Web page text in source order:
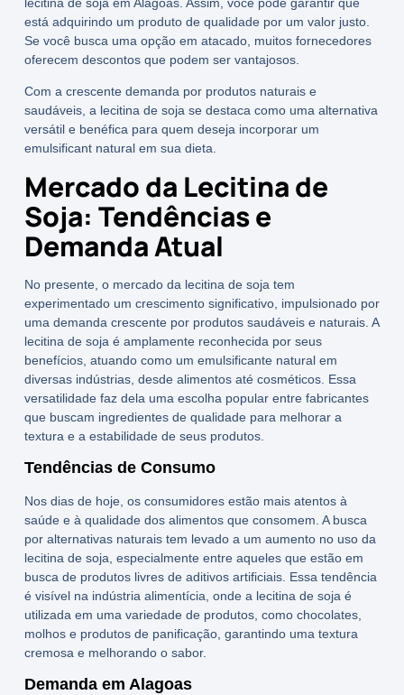
está adquirindo um produto de qualidade por um valor justo.
Se você busca uma opção em atacado, muitos fornecedores
oferecem descontos que podem ser vantajosos.
Com a crescente demanda por produtos naturais e
saudáveis, a lecitina de soja se destaca como uma alternativa
versátil e benéfica para quem deseja incorporar um
emulsificantnatural em sua dieta.
Mercado da Lecitina de
Soja: Tendências e
Demanda Atual
No presente, o mercado da lecitina de soja tem
experimentado um crescimento significativo, impulsionado por
uma demanda crescente por produtos saudáveis e naturais. A
lecitina de soja é amplamente reconhecida por seus
benefícios, atuando como um emulsificante naturalem
diversas indústrias, desde alimentos até cosméticos. Essa
versatilidade faz dela uma escolha popular entre fabricantes
que buscam ingredientes de qualidade para melhorar a
textura e a estabilidade de seus produtos.
Tendências de Consumo
Nos dias de hoje, os consumidores estão mais atentos à
saúde e à qualidade dos alimentos que consomem. A busca
por alternativas naturais tem levado a um aumento no uso da
lecitina de soja , especialmente entre aqueles que estão em
busca de produtos livres de aditivos artificiais. Essa tendência
é visível na indústria alimentícia, onde a lecitina de soja é
utilizada em uma variedade de produtos, como chocolates,
molhos e produtos de panificação, garantindo uma textura
cremosa e melhorando o sabor.
Demanda em Alagoas